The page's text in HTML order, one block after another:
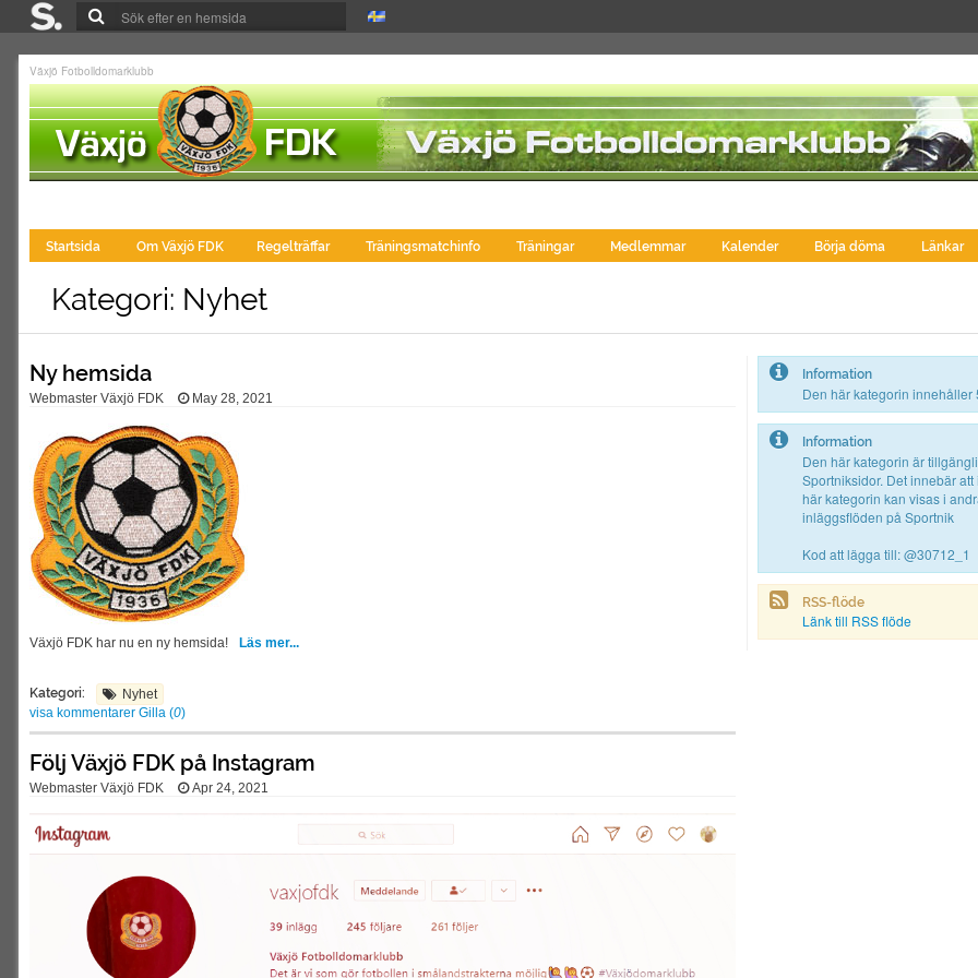
Växjö Fotbolldomarklubb
Startsida Om Växjö FDK Regelträffar Träningsmatchinfo Träningar Medlemmar Kalender Börja döma Länkar
Kategori: Nyhet
Ny hemsida
Webmaster Växjö FDK May 28, 2021
Växjö FDK har nu en ny hemsida! Läs mer...
Kategori:
Nyhet
visa kommentarer Gilla (0)
Följ Växjö FDK på Instagram
Webmaster Växjö FDK Apr 24, 2021
Information
Den här kategorin innehåller
Information
Den här kategorin är
Sportniksidor. Det innebär
här kategorin kan visas i
inläggsflöden på Sportnik
Kod att lägga till: @30712_1
RSS-flöde
Länk till RSS flöde